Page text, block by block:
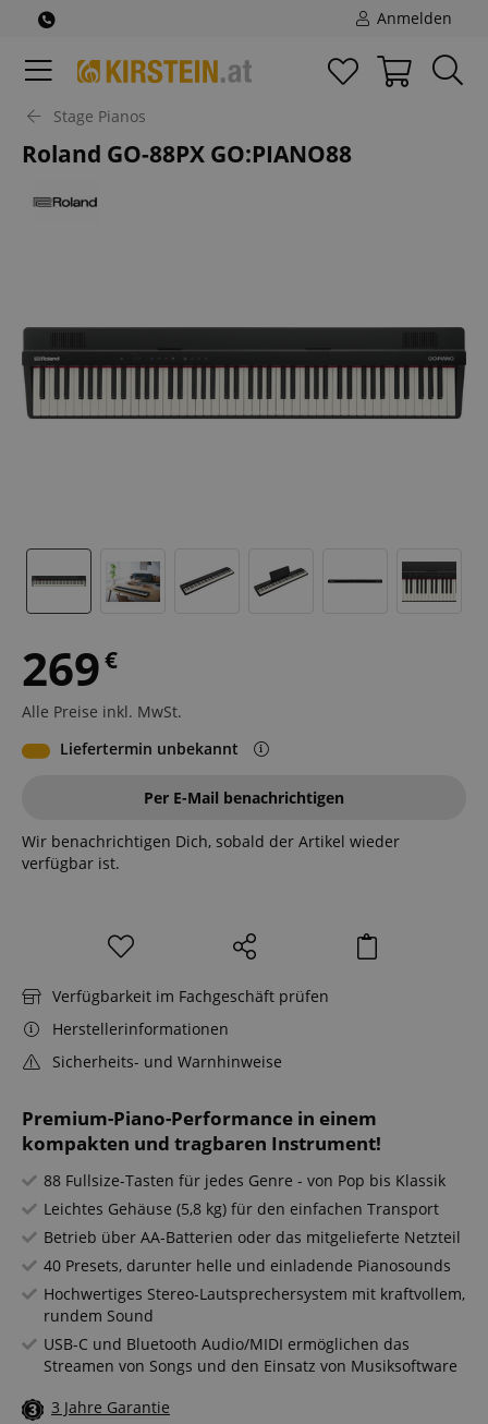
Anmelden
Stage Pianos
Roland GO-88PX GO:PIANO88
Premium-Piano-Performance in einem
kompakten und tragbaren Instrument!
88 Fullsize-Tasten für jedes Genre - von Pop bis Klassik
Leichtes Gehäuse (5,8 kg) für den einfachen Transport
Betrieb über AA-Batterien oder das mitgelieferte Netzteil
40 Presets, darunter helle und einladende Pianosounds
Hochwertiges Stereo-Lautsprechersystem mit kraftvollem,
rundem Sound
USB-C und Bluetooth Audio/MIDI ermöglichen das
Streamen von Songs und den Einsatz von Musiksoftware
3 Jahre Garantie
269€
Alle Preise inkl. MwSt.
Liefertermin unbekannt
Per E-Mail benachrichtigen
Wir benachrichtigen Dich, sobald der Artikel wieder
verfügbar ist.
Verfügbarkeit im Fachgeschäft prüfen
Herstellerinformationen
Sicherheits- und Warnhinweise